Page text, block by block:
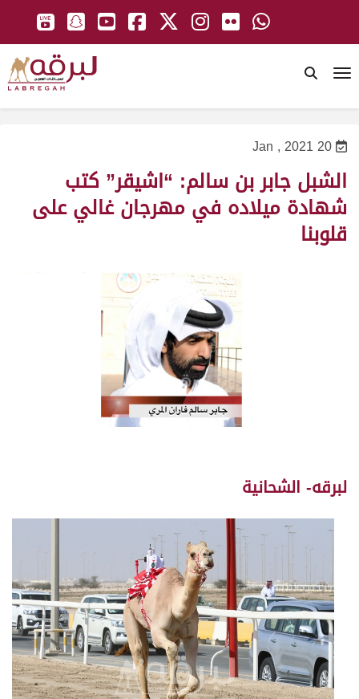
20 Jan , 2021
الشبل جابر بن سالم: “اشيقر” كتب
شهادة ميلاده في مهرجان غالي على
قلوبنا
لبرقه- الشحانية